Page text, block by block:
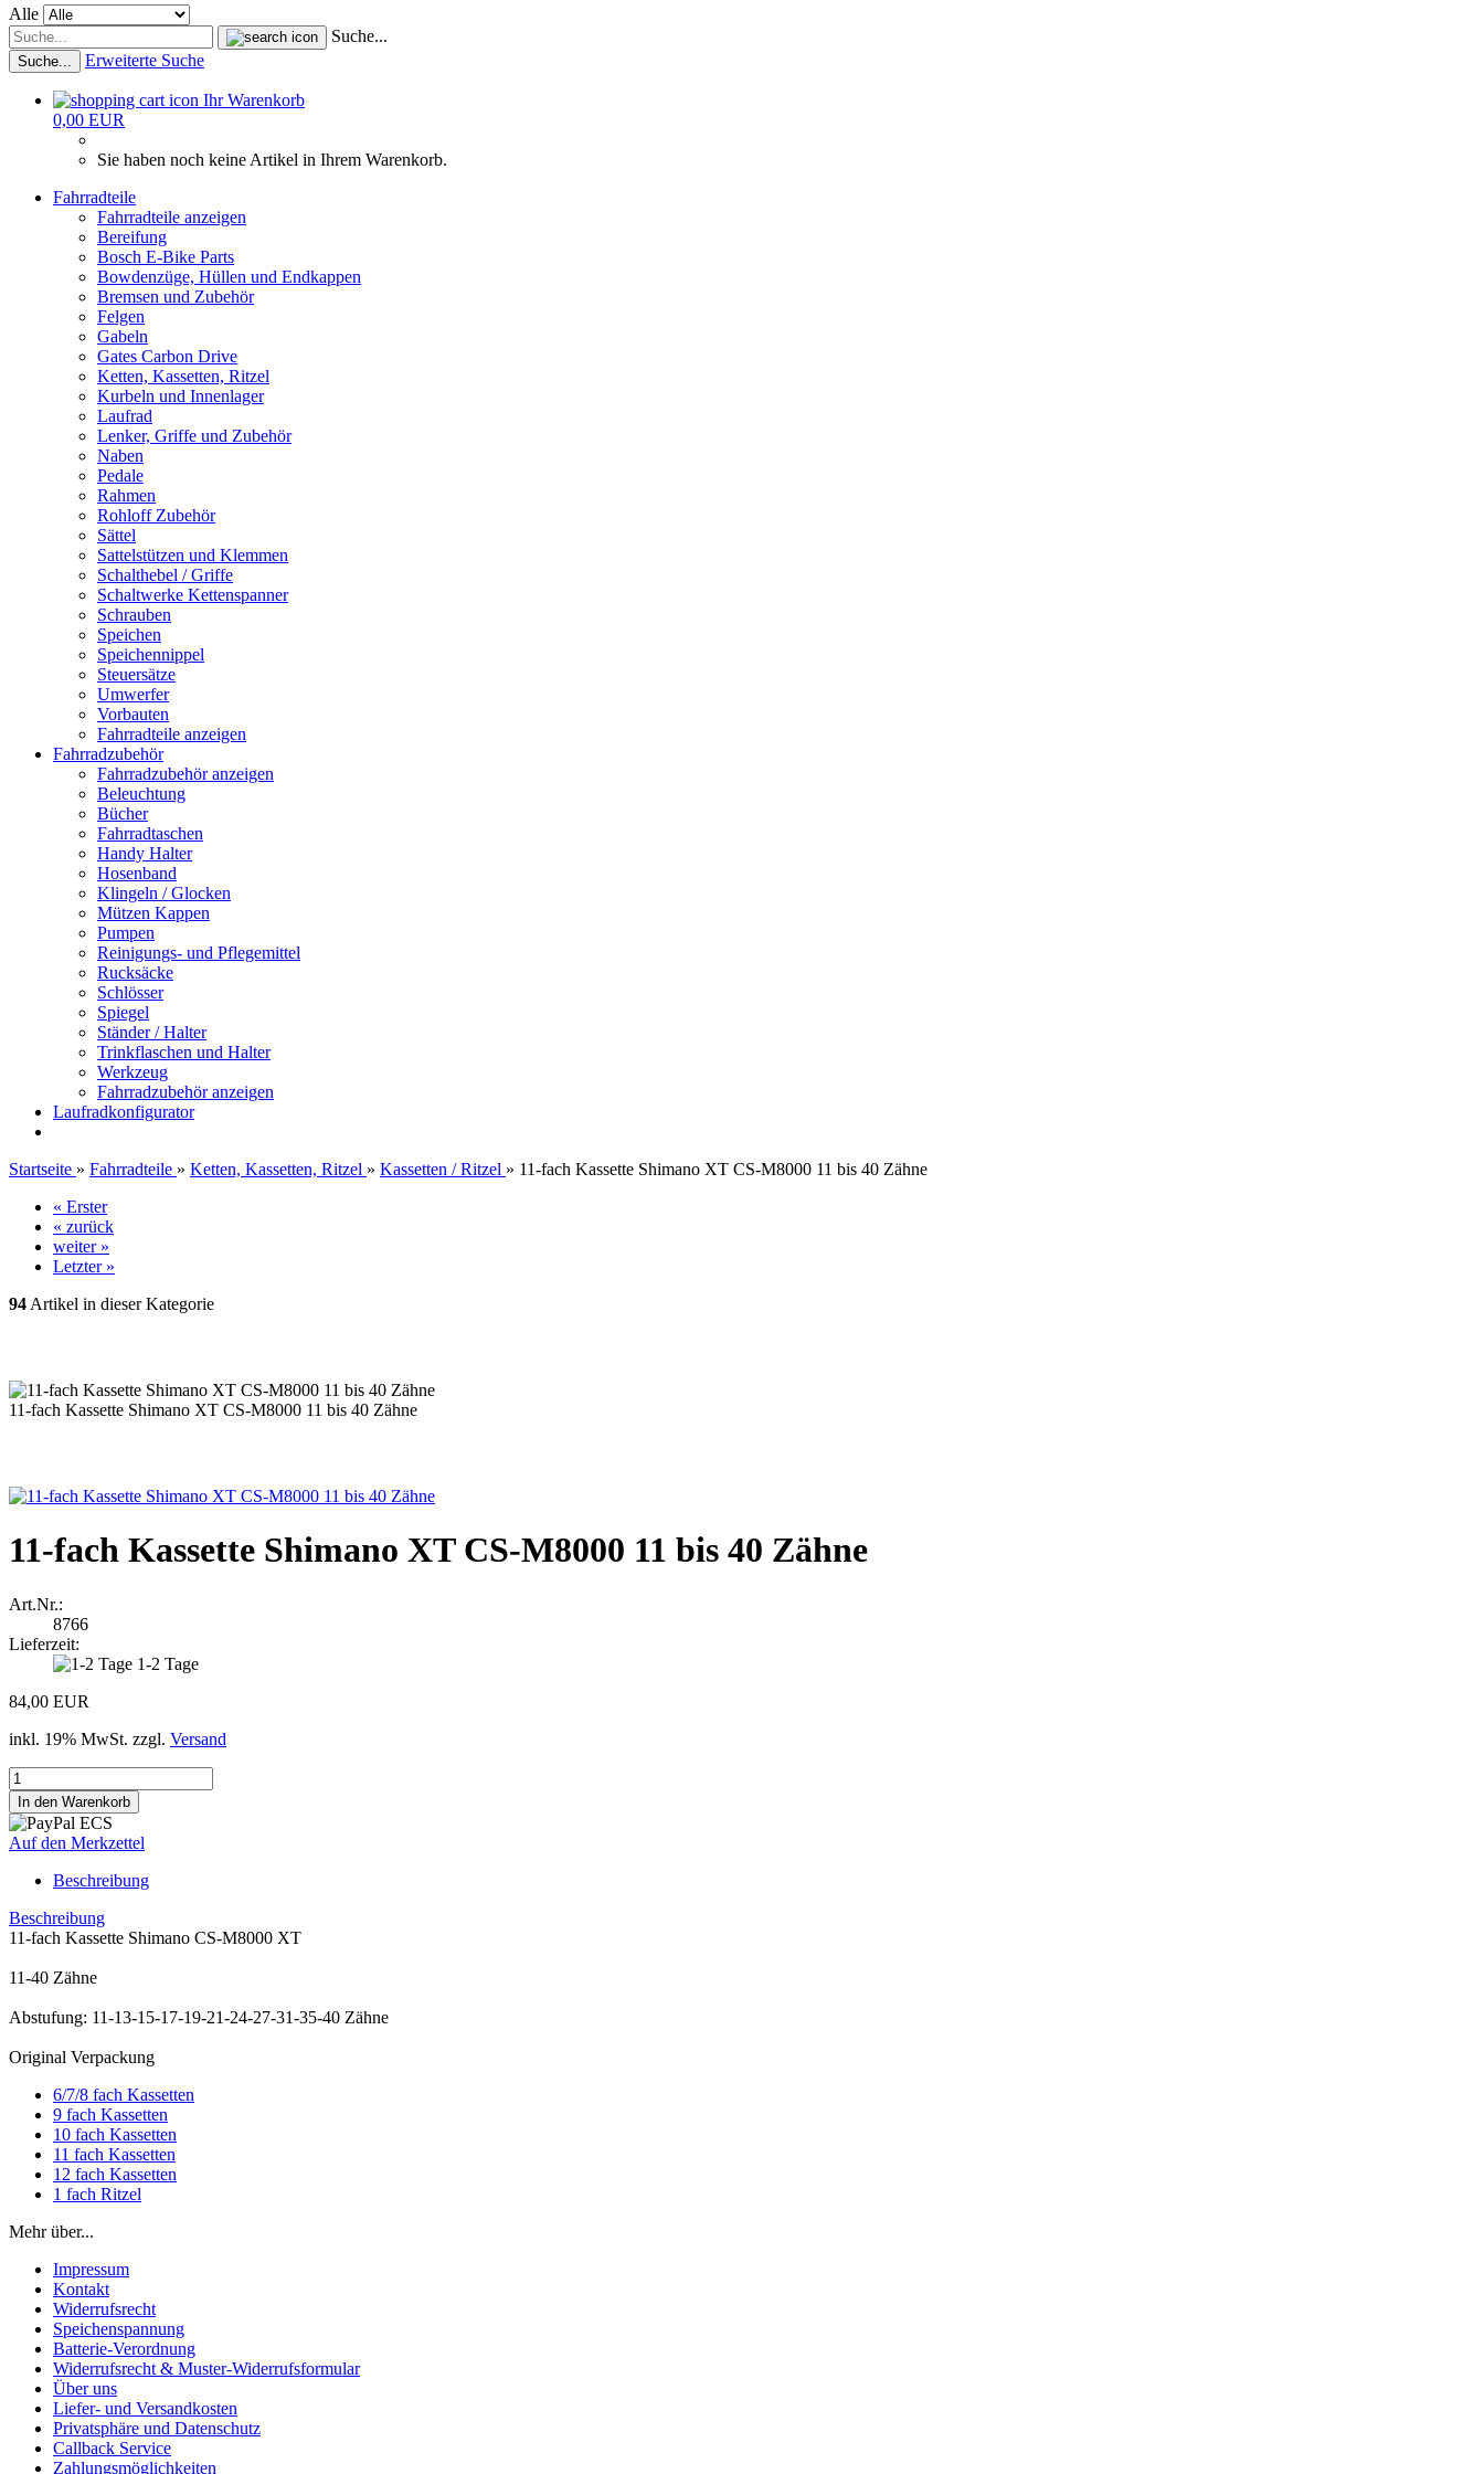
Alle
Suche...
Suche... Erweiterte Suche
Ihr Warenkorb
0,00 EUR
Sie haben noch keine Artikel in Ihrem Warenkorb.
Fahrradteile
Fahrradteile anzeigen
Bereifung
Bosch E-Bike Parts
Bowdenzüge, Hüllen und Endkappen
Bremsen und Zubehör
Felgen
Gabeln
Gates Carbon Drive
Ketten, Kassetten, Ritzel
Kurbeln und Innenlager
Laufrad
Lenker, Griffe und Zubehör
Naben
Pedale
Rahmen
Rohloff Zubehör
Sättel
Sattelstützen und Klemmen
Schalthebel / Griffe
Schaltwerke Kettenspanner
Schrauben
Speichen
Speichennippel
Steuersätze
Umwerfer
Vorbauten
Fahrradteile anzeigen
Fahrradzubehör
Fahrradzubehör anzeigen
Beleuchtung
Bücher
Fahrradtaschen
Handy Halter
Hosenband
Klingeln / Glocken
Mützen Kappen
Pumpen
Reinigungs- und Pflegemittel
Rucksäcke
Schlösser
Spiegel
Ständer / Halter
Trinkflaschen und Halter
Werkzeug
Fahrradzubehör anzeigen
Laufradkonfigurator
Startseite » Fahrradteile » Ketten, Kassetten, Ritzel » Kassetten / Ritzel » 11-fach Kassette Shimano XT CS-M8000 11 bis 40 Zähne
« Erster
« zurück
weiter »
Letzter »
94 Artikel in dieser Kategorie
11-fach Kassette Shimano XT CS-M8000 11 bis 40 Zähne
11-fach Kassette Shimano XT CS-M8000 11 bis 40 Zähne
Art.Nr.:
8766
Lieferzeit:
1-2 Tage
84,00 EUR
inkl. 19% MwSt. zzgl. Versand
Auf den Merkzettel
Beschreibung
Beschreibung
11-fach Kassette Shimano CS-M8000 XT
11-40 Zähne
Abstufung: 11-13-15-17-19-21-24-27-31-35-40 Zähne
Original Verpackung
6/7/8 fach Kassetten
9 fach Kassetten
10 fach Kassetten
11 fach Kassetten
12 fach Kassetten
1 fach Ritzel
Mehr über...
Impressum
Kontakt
Widerrufsrecht
Speichenspannung
Batterie-Verordnung
Widerrufsrecht & Muster-Widerrufsformular
Über uns
Liefer- und Versandkosten
Privatsphäre und Datenschutz
Callback Service
Zahlungsmöglichkeiten